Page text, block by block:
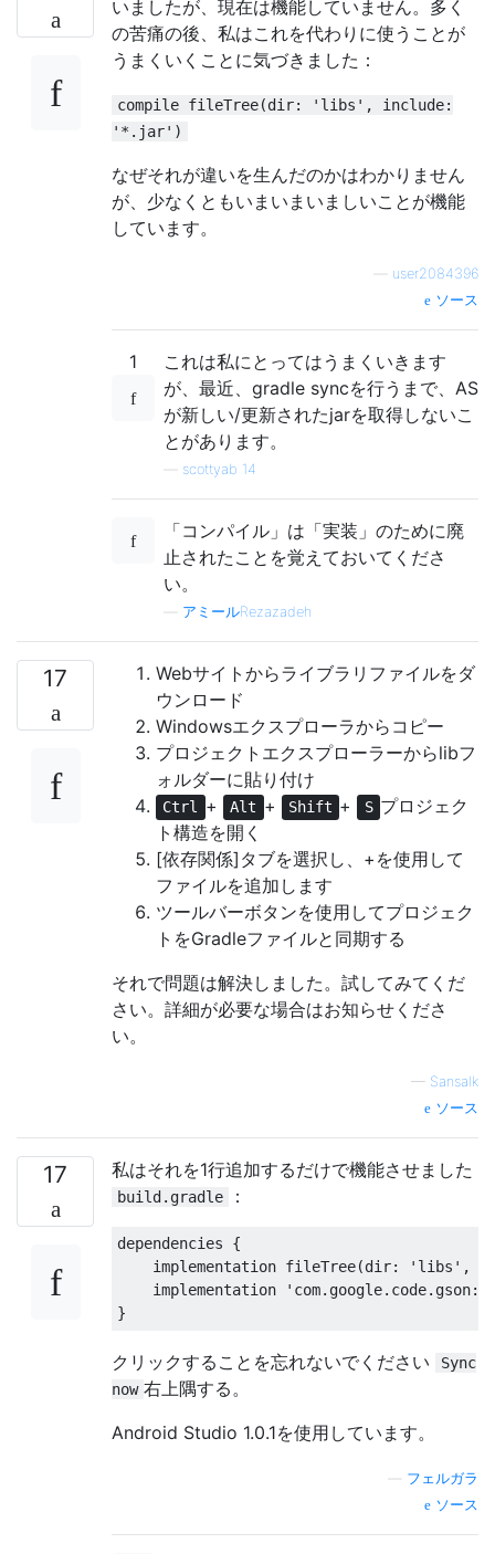
いましたが、現在は機能していません。多く
の苦痛の後、私はこれを代わりに使うことが
うまくいくことに気づきました：
compile fileTree(dir: 'libs', include:
'*.jar')
なぜそれが違いを生んだのかはわかりません
が、少なくともいまいまいましいことが機能
しています。
user2084396
ソース
1
これは私にとってはうまくいきます
が、最近、gradle syncを行うまで、AS
が新しい/更新されたjarを取得しないこ
とがあります。
scottyab 14
「コンパイル」は「実装」のために廃
止されたことを覚えておいてくださ
い。
アミールRezazadeh
17
Webサイトからライブラリファイルをダ
ウンロード
Windowsエクスプローラからコピー
プロジェクトエクスプローラーからlibフ
ォルダーに貼り付け
Ctrl + Alt + Shift + S プロジェク
ト構造を開く
[依存関係]タブを選択し、+を使用して
ファイルを追加します
ツールバーボタンを使用してプロジェク
トをGradleファイルと同期する
それで問題は解決しました。試してみてくだ
さい。詳細が必要な場合はお知らせくださ
い。
— Sansalk
ソース
17 私はそれを1行追加するだけで機能させました
build.gradle ：
dependencies {
    implementation fileTree
(dir: 'libs' ,
    implementation
}
クリックすることを忘れないでください
Sync
now 右上隅する。
Android Studio 1.0.1を使用しています。
フェルガラ
ソース